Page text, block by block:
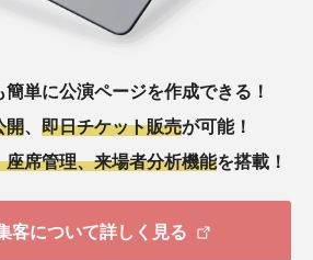
簡単に公演ページを作成できる！
開
即日チケット販売が可能！
座席管理、来場者分析機能を搭載！
客について詳しく見る